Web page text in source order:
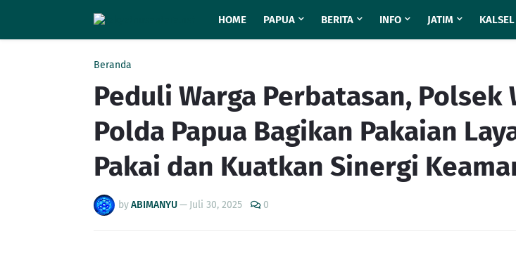
HOME PAPUA BERITA INFO JATIM KALSEL
Beranda
Peduli Warga Perbatasan, Polsek
Polda Papua Bagikan Pakaian
Pakai dan Kuatkan Sinergi
byABIMANYU— Juli 30, 2025 0